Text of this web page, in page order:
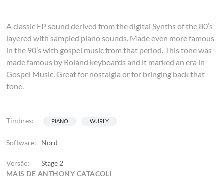
Timbres: PIANO WURLY
Software: Nord
Versão:
Stage 2
MAIS DE ANTHONY CATACOLI
A classic EP sound derived from the digital Synths of the 80’s
layered with sampled piano sounds. Made even more famous
in the 90’s with gospel music from that period. This tone was
made famous by Roland keyboards and it marked an era in
Gospel Music. Great for nostalgia or for bringing back that
tone.